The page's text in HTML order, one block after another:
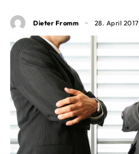
Dieter Fromm 28. April 2017